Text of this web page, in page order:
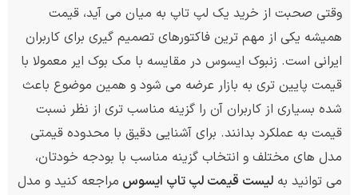
وقتی صحبت از خرید یک لپ تاپ به میان می آید، قیمت
همیشه یکی از مهم ترین فاکتورهای تصمیم گیری برای کاربران
ایرانی است. زنبوک ایسوس در مقایسه با مک بوک ایر معمولا با
قیمت پایین تری به بازار عرضه می شود و همین موضوع باعث
شده بسیاری از کاربران آن را گزینه مناسب تری از نظر نسبت
قیمت به عملکرد بدانند. برای آشنایی دقیق با محدوده قیمتی
مدل های مختلف و انتخاب گزینه مناسب با بودجه خودتان،
می توانید به لیست قیمت لپ تاپ ایسوس مراجعه کنید و مدل